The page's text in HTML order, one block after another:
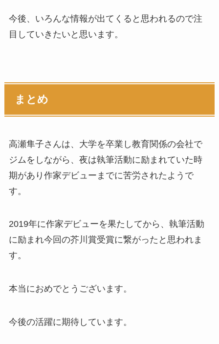
今後、いろんな情報が出てくると思われるので注
目していきたいと思います。
まとめ
高瀬隼子さんは、大学を卒業し教育関係の会社で
ジムをしながら、夜は執筆活動に励まれていた時
期があり作家デビューまでに苦労されたようで
す。
2019年に作家デビューを果たしてから、執筆活動
に励まれ今回の芥川賞受賞に繋がったと思われま
す。
本当におめでとうございます。
今後の活躍に期待しています。